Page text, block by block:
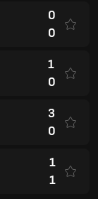
0
0
1
0
3
0
1
1